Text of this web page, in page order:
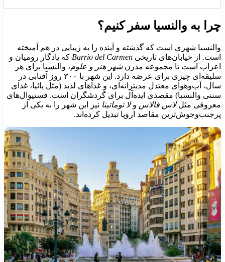
به والنسیا سفر کنیم؟
شهری است که گذشته و آینده را به زیبایی در هم آمیخته
از خیابان‌های تاریخی Barrio del Carmenکه یادگار رومیان و
است تا مجموعه مدرنشهر هنر و علوم، والنسیا برای هر
سلیقه‌ای چیزی برای عرضه دارد. این شهر با ۳۰۰ روز آفتابی در
آب‌وهوای معتدل مدیترانه‌ای، و غذاهای لذیذ (مثل پائیا، غذای
والنسیا) مقصدی ایده‌آل برای گردشگران است. فستیوال‌های
مثل لاس فالاسو لا توماتینانیز این شهر را به یکی از
مقاصد اروپا تبدیل کرده‌اند.